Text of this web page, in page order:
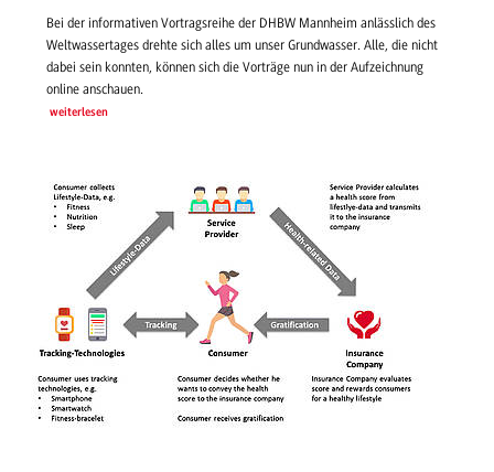
Bei der informativen Vortragsreihe der DHBW Mannheim anlässlich des
Weltwassertages drehte sich alles um unser Grundwasser. Alle, die nicht
dabei sein konnten, können sich die Vorträge nun in der Aufzeichnung
online anschauen.
weiterlesen